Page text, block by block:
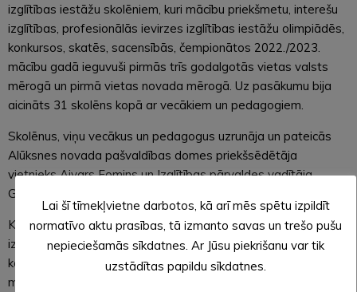
izglītības iestāžu skolēniem, kuri mācību priekšmetu, interešu
izglītības, profesionālās ievirzes izglītības iestāžu olimpiādēs,
konkursos, skatēs, sacensībās, čempionātos 2022./2023.
mācību gadā ieguvuši pirmās trīs godalgotās vietas valsts
mērogā un pirmā vietas novada mērogā. Uz pasākumu bija
aicināts 31 skolēns kopā ar vecākiem un pedagogiem.
Skolēnus, viņu vecākus un pedagogus uzrunāja un pateicās
Alūksnes novada pašvaldības domes priekšsēdētāja
vietnieks Aivars Fomins un Izglītības pārvaldes vadītāja
Gunta Kupča.
Kopumā par panākumiem mācību priekšmetu, interešu
izglītības, profesionālās ievirzes izglītības iestāžu olimpiādēs,
konkursos, skatēs, sacensībās, čempionātos 2022./2023.
mācību gadā Alūksnes novada pašvaldības naudas balvas
Lai šī tīmekļvietne darbotos, kā arī mēs spētu izpildīt
normatīvo aktu prasības, tā izmanto savas un trešo pušu
nepieciešamās sīkdatnes. Ar Jūsu piekrišanu var tik
uzstādītas papildu sīkdatnes.